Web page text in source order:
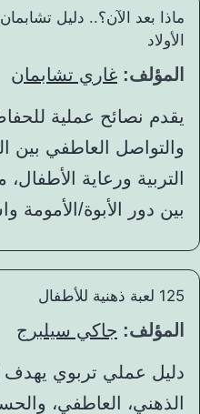
ماذا بعد الآن؟.. دليل تشابمان
الأولاد
المؤلف: غاري تشابمان
يقدم نصائح عملية
والتواصل العاطفي
التربية ورعاية الأطفال،
بين دور الأبوة/الأمومة
125 لعبة ذهنية للأطفال
المؤلف: جاكي سيلبرج
دليل عملي تربوي يهدف
الذهني، العاطفي،